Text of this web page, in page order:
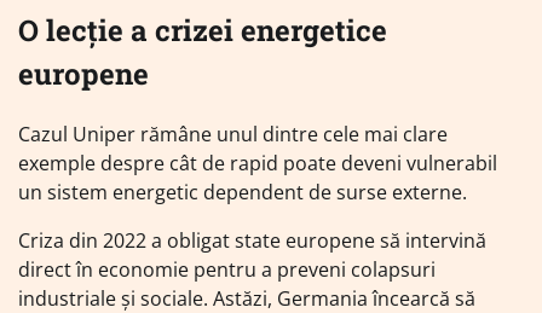
O lecție a crizei energetice
europene
Cazul Uniper rămâne unul dintre cele mai clare
exemple despre cât de rapid poate deveni vulnerabil
un sistem energetic dependent de surse externe.
Criza din 2022 a obligat state europene să intervină
direct în economie pentru a preveni colapsuri
industriale și sociale. Astăzi, Germania încearcă să